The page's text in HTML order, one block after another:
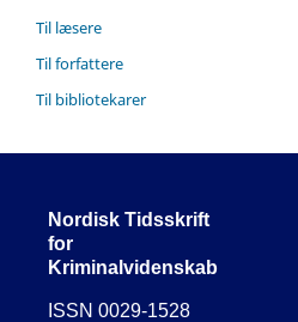
Til læsere
Til forfattere
Til bibliotekarer
Nordisk Tidsskrift
for
Kriminalvidenskab
ISSN 0029-1528